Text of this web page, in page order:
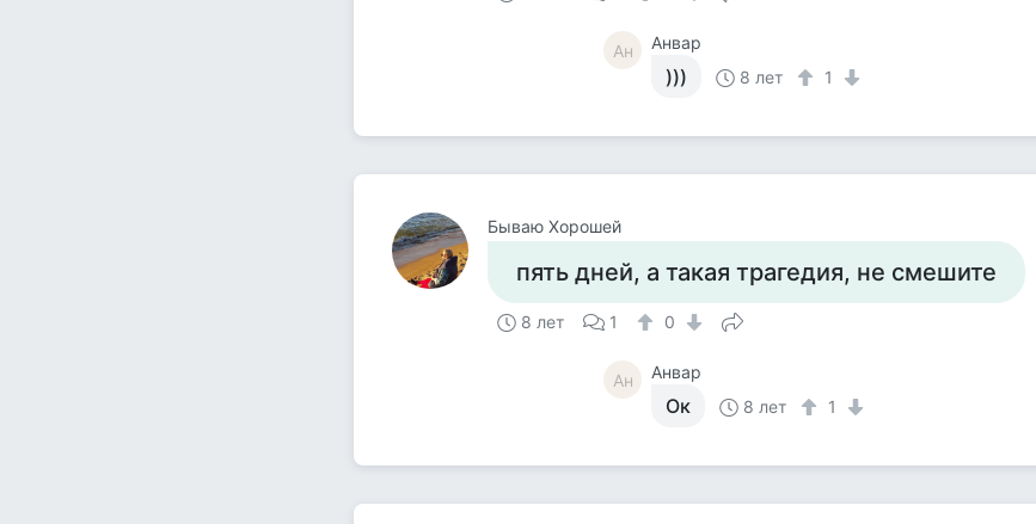
Ан Анвар
))) 8 лет 1
Бываю Хорошей
пять дней, а такая трагедия, не смешите
8 лет 1 0
Ан Анвар
Ок 8 лет 1